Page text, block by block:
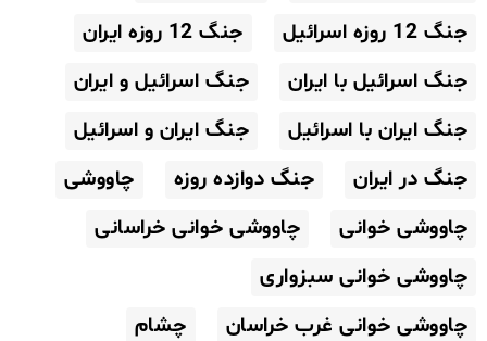
جنگ 12 روزه اسرائیل
جنگ 12 روزه ایران
جنگ اسرائیل با ایران
جنگ اسرائیل و ایران
جنگ ایران با اسرائیل
جنگ ایران و اسرائیل
جنگ در ایران
جنگ دوازده روزه
چاووشی
چاووشی خوانی
چاووشی خوانی خراسانی
چاووشی خوانی سبزواری
چاووشی خوانی غرب خراسان
چشام